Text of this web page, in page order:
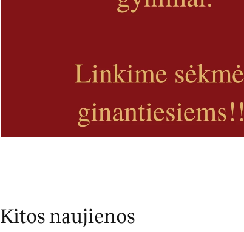
Kitos naujienos